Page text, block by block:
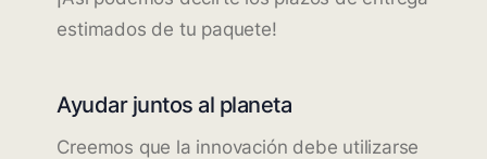
estimados de tu paquete!
Ayudar juntos al planeta
Creemos que la innovación debe utilizarse